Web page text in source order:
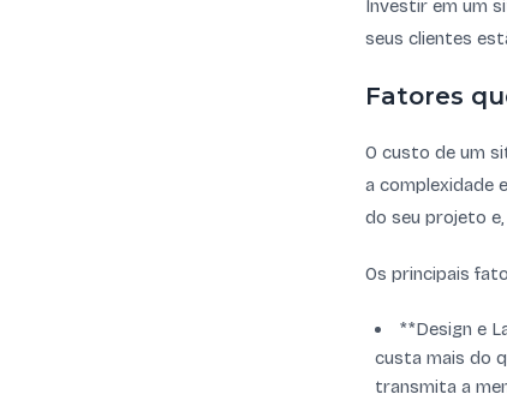
Investir em um
seus clientes
Fatores
O custo de um
a complexidade
do seu projeto
Os principais
**Design e
custa mais do
transmita a